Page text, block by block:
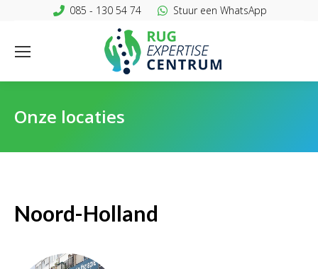
085 - 130 54 74 Stuur een WhatsApp
Onze locaties
Noord-Holland